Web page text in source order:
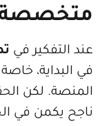
يصنع
فيتصميم
خاصة مع توفر
الحقيقة أن
في الخبرة التي